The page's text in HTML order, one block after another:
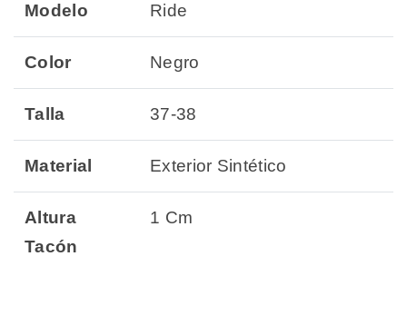
Modelo Ride
Color Negro
Talla 37-38
Material Exterior Sintético
Altura
Tacón
1 Cm